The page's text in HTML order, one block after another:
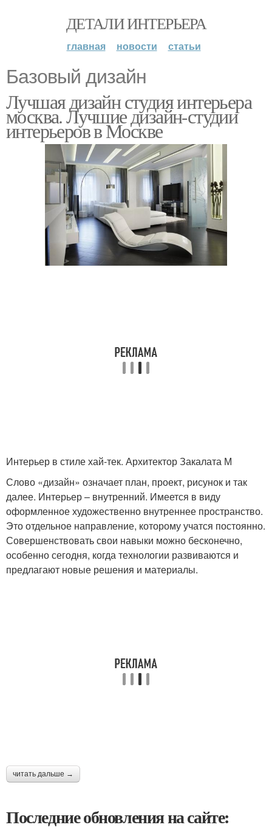
ДЕТАЛИ ИНТЕРЬЕРА
главная новости статьи
Базовый дизайн
Лучшая дизайн студия интерьера
москва. Лучшие дизайн-студии
интерьеров в Москве
Интерьер в стиле хай-тек. Архитектор Закалата М
Слово «дизайн» означает план, проект, рисунок и так
далее. Интерьер – внутренний. Имеется в виду
оформленное художественно внутреннее пространство.
Это отдельное направление, которому учатся постоянно.
Совершенствовать свои навыки можно бесконечно,
особенно сегодня, когда технологии развиваются и
предлагают новые решения и материалы.
читать дальше →
Последние обновления на сайте: